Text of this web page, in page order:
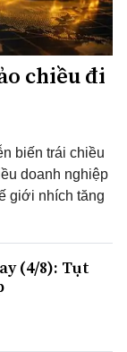
chiều đi
biến trái chiều
doanh nghiệp
giới nhích tăng
(4/8): Tụt